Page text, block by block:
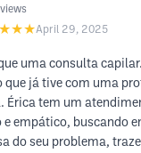
April 29, 2025
uma consulta
que já tive com uma
Érica tem um
e empático, buscando
do seu problema,